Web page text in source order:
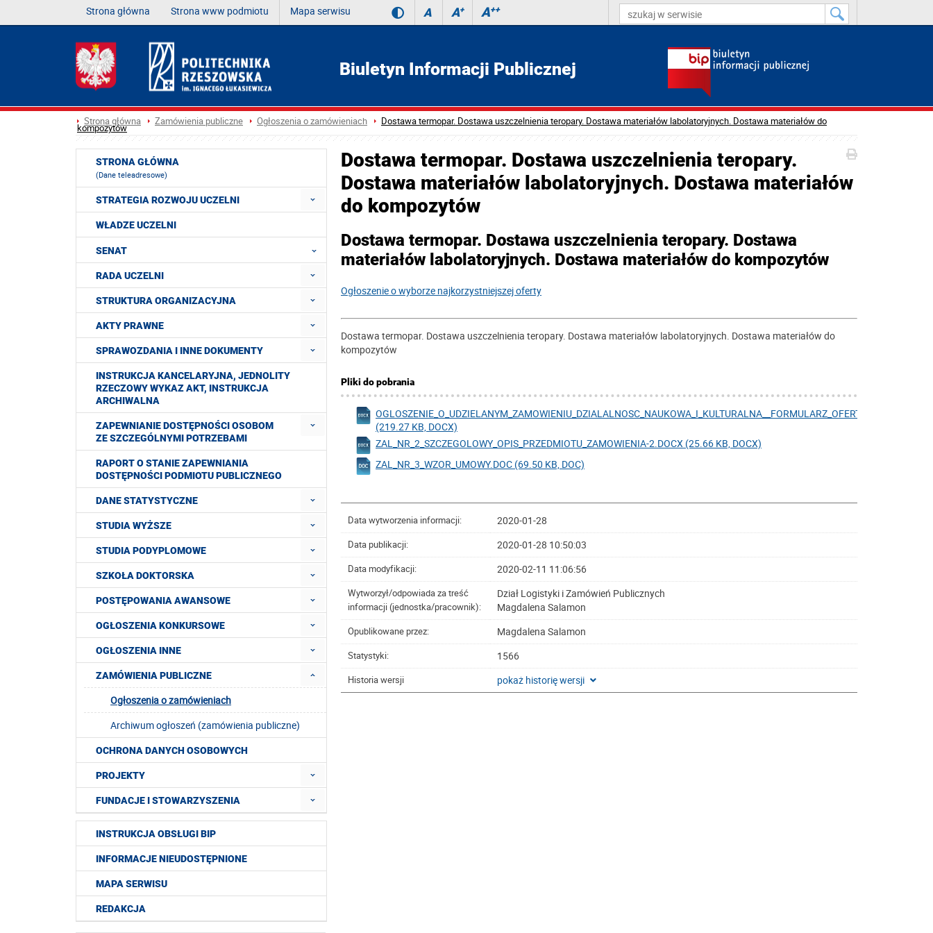
Strona główna Strona www podmiotu Mapa serwisu A A+ A++
Biuletyn Informacji Publicznej
Strona główna Zamówienia publiczne Ogłoszenia o zamówieniach Dostawa termopar. Dostawa uszczelnienia teropary. Dostawa materiałów labolatoryjnych. Dostawa materiałów do
kompozytów
Dostawa termopar. Dostawa uszczelnienia teropary.
Dostawa materiałów labolatoryjnych. Dostawa materiałów
do kompozytów
Dostawa termopar. Dostawa uszczelnienia teropary. Dostawa
materiałów labolatoryjnych. Dostawa materiałów do kompozytów
Ogłoszenie o wyborze najkorzystniejszej oferty
Dostawa termopar. Dostawa uszczelnienia teropary. Dostawa materiałów labolatoryjnych. Dostawa materiałów do
kompozytów
Pliki do pobrania
OGLOSZENIE_O_UDZIELANYM_ZAMOWIENIU_DZIALALNOSC_NAUKOWA_I_KULTURALNA__FORMULARZ_OFERTY.DOCX
(219.27 KB, DOCX)
ZAL_NR_2_SZCZEGOLOWY_OPIS_PRZEDMIOTU_ZAMOWIENIA-2.DOCX (25.66 KB, DOCX)
ZAL_NR_3_WZOR_UMOWY.DOC (69.50 KB, DOC)
Data wytworzenia informacji: 2020-01-28
Data publikacji: 2020-01-28 10:50:03
Data modyfikacji: 2020-02-11 11:06:56
Wytworzył/odpowiada za treść
informacji (jednostka/pracownik):
Dział Logistyki i Zamówień Publicznych
Magdalena Salamon
Opublikowane przez: Magdalena Salamon
Statystyki: 1566
Historia wersji pokaż historię wersji
STRONA GŁÓWNA
(Dane teleadresowe)
STRATEGIA ROZWOJU UCZELNI
WŁADZE UCZELNI
SENAT
RADA UCZELNI
STRUKTURA ORGANIZACYJNA
AKTY PRAWNE
SPRAWOZDANIA I INNE DOKUMENTY
INSTRUKCJA KANCELARYJNA, JEDNOLITY
RZECZOWY WYKAZ AKT, INSTRUKCJA
ARCHIWALNA
ZAPEWNIANIE DOSTĘPNOŚCI OSOBOM
ZE SZCZEGÓLNYMI POTRZEBAMI
RAPORT O STANIE ZAPEWNIANIA
DOSTĘPNOŚCI PODMIOTU PUBLICZNEGO
DANE STATYSTYCZNE
STUDIA WYŻSZE
STUDIA PODYPLOMOWE
SZKOŁA DOKTORSKA
POSTĘPOWANIA AWANSOWE
OGŁOSZENIA KONKURSOWE
OGŁOSZENIA INNE
ZAMÓWIENIA PUBLICZNE
Ogłoszenia o zamówieniach
Archiwum ogłoszeń (zamówienia publiczne)
OCHRONA DANYCH OSOBOWYCH
PROJEKTY
FUNDACJE I STOWARZYSZENIA
INSTRUKCJA OBSŁUGI BIP
INFORMACJE NIEUDOSTĘPNIONE
MAPA SERWISU
REDAKCJA